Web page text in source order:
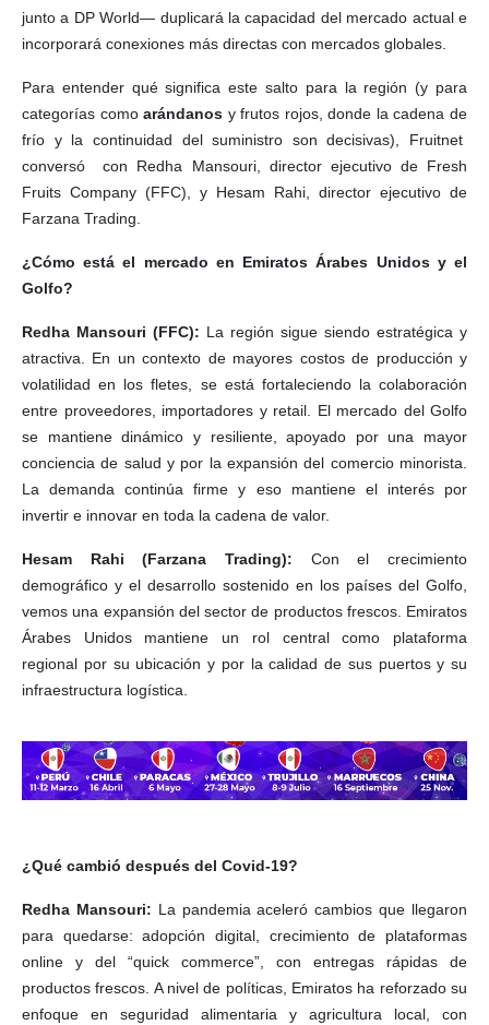
junto a DP World— duplicará la capacidad del mercado actual e
incorporará conexiones más directas con mercados globales.
Para entender qué significa este salto para la región (y para
categorías comoarándanos y frutos rojos, donde la cadena de
frío y la continuidad del suministro son decisivas), Fruitnet
conversó con Redha Mansouri, director ejecutivo de Fresh
Fruits Company (FFC), y Hesam Rahi, director ejecutivo de
Farzana Trading.
¿Cómo está el mercado en Emiratos Árabes Unidos y el
Golfo?
Redha Mansouri (FFC): La región sigue siendo estratégica y
atractiva. En un contexto de mayores costos de producción y
volatilidad en los fletes, se está fortaleciendo la colaboración
entre proveedores, importadores y retail. El mercado del Golfo
se mantiene dinámico y resiliente, apoyado por una mayor
conciencia de salud y por la expansión del comercio minorista.
La demanda continúa firme y eso mantiene el interés por
invertir e innovar en toda la cadena de valor.
Hesam Rahi (Farzana Trading): Con el crecimiento
demográfico y el desarrollo sostenido en los países del Golfo,
vemos una expansión del sector de productos frescos. Emiratos
Árabes Unidos mantiene un rol central como plataforma
regional por su ubicación y por la calidad de sus puertos y su
infraestructura logística.
¿Qué cambió después del Covid-19?
Redha Mansouri: La pandemia aceleró cambios que llegaron
para quedarse: adopción digital, crecimiento de plataformas
online y del “quick commerce”, con entregas rápidas de
productos frescos. A nivel de políticas, Emiratos ha reforzado su
enfoque en seguridad alimentaria y agricultura local, con